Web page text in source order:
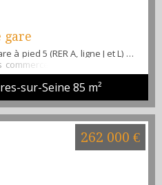
gare
à pied 5 (RER A, ligne J et L) à 2
venez découvrir ce
élevé, offrant un séjour de
salon et salle à manger, une
et équipée, un cellier, 3
4 ), une salle de bain et WC
. I...
sur-Seine 85 m²
262 000 €